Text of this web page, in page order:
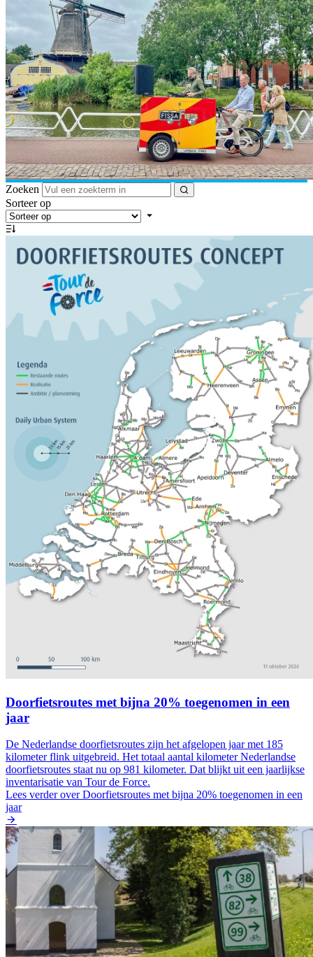
Zoeken
Sorteer op
Doorfietsroutes met bijna 20% toegenomen in een
jaar
De Nederlandse doorfietsroutes zijn het afgelopen jaar met 185
kilometer flink uitgebreid. Het totaal aantal kilometer Nederlandse
doorfietsroutes staat nu op 981 kilometer. Dat blijkt uit een jaarlijkse
inventarisatie van Tour de Force.
Lees verderover Doorfietsroutes met bijna 20% toegenomen in een
jaar